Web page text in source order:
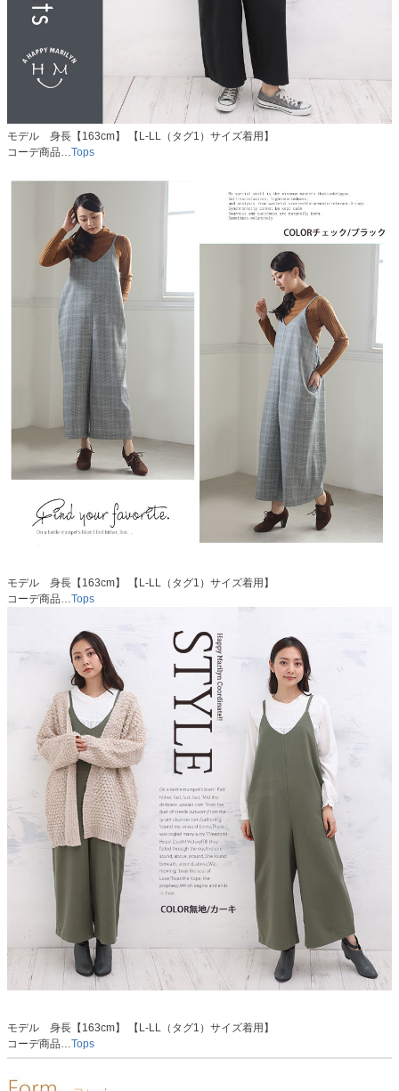
モデル 身長【163cm】 【L-LL（タグ1）サイズ着用】
コーデ商品…Tops
モデル 身長【163cm】 【L-LL（タグ1）サイズ着用】
コーデ商品… Tops
モデル 身長【163cm】 【L-LL（タグ1）サイズ着用】
コーデ商品…Tops